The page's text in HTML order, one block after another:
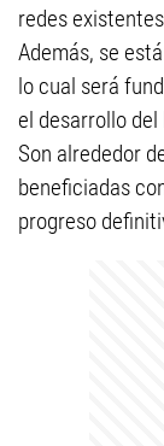
redes
Además, se
lo cual será
el desarrollo
Son alrededor
beneficiadas
progreso